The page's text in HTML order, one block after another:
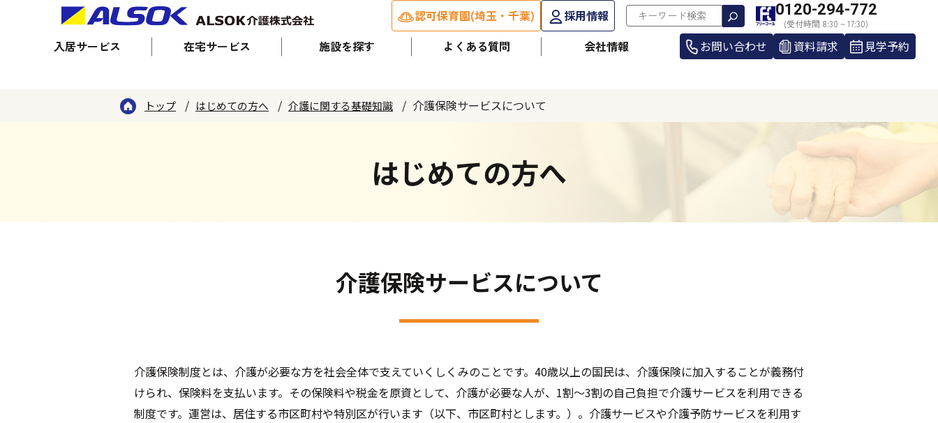
認可保育園(埼玉・千葉) 採用情報 0120-294-772
(受付時間 8:30 ~ 17:30)
入居サービス 在宅サービス 施設を探す よくある質問 会社情報 お問い合わせ 資料請求 見学予約
トップ はじめての方へ 介護に関する基礎知識 介護保険サービスについて
はじめての方へ
介護保険サービスについて
介護保険制度とは、介護が必要な方を社会全体で支えていくしくみのことです。40歳以上の国民は、介護保険に加入することが義務付
けられ、保険料を支払います。その保険料や税金を原資として、介護が必要な人が、1割～3割の自己負担で介護サービスを利用できる
制度です。運営は、居住する市区町村や特別区が行います（以下、市区町村とします。）。介護サービスや介護予防サービスを利用す